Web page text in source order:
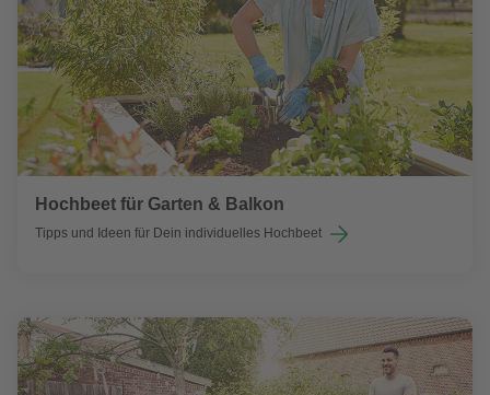
Hochbeet für Garten & Balkon
Tipps und Ideen für Dein individuelles Hochbeet